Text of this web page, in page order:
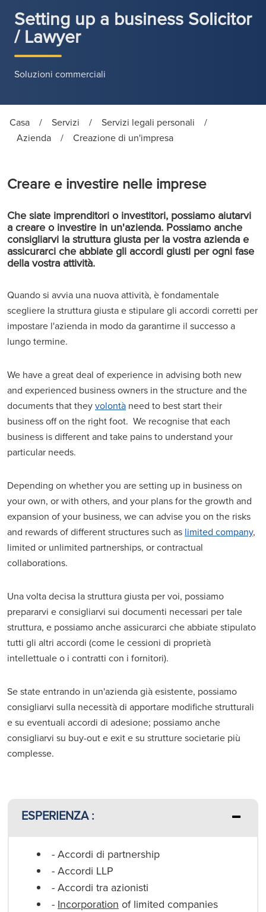
Setting up a business Solicitor
/ Lawyer
Soluzioni commerciali
Casa / Servizi / Servizi legali personali
/
Azienda
/ Creazione di un'impresa
Creare e investire nelle imprese
Che siate imprenditori o investitori, possiamo aiutarvi
a creare o investire in un'azienda. Possiamo anche
consigliarvi la struttura giusta per la vostra azienda e
assicurarci che abbiate gli accordi giusti per ogni fase
della vostra attività.
Quando si avvia una nuova attività, è fondamentale
scegliere la struttura giusta e stipulare gli accordi corretti per
impostare l'azienda in modo da garantirne il successo a
lungo termine.
We have a great deal of experience in advising both new
and experienced business owners in the structure and the
documents that theyvolontà need to best start their
business off on the right foot. We recognise that each
business is different and take pains to understand your
particular needs.
Depending on whether you are setting up in business on
your own, or with others, and your plans for the growth and
expansion of your business, we can advise you on the risks
and rewards of different structures such as limited company,
limited or unlimited partnerships, or contractual
collaborations.
Una volta decisa la struttura giusta per voi, possiamo
prepararvi e consigliarvi sui documenti necessari per tale
struttura, e possiamo anche assicurarci che abbiate stipulato
tutti gli altri accordi (come le cessioni di proprietà
intellettuale o i contratti con i fornitori).
Se state entrando in un'azienda già esistente, possiamo
consigliarvi sulla necessità di apportare modifiche strutturali
e su eventuali accordi di adesione; possiamo anche
consigliarvi su buy-out e exit e su strutture societarie più
complesse.
ESPERIENZA :
- Accordi di partnership
- Accordi LLP
- Accordi tra azionisti
- Incorporation of limited companies